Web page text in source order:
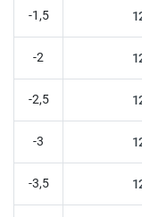
-1,5
-2
-2,5
-3
-3,5